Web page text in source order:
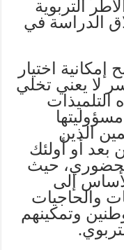
التربوية
الدراسة في
اختيار
لا يعني تخلي
التلميذات
الذين
بعد أو أولئك
حيث
إلى
والحاجيات
وتمكينهم